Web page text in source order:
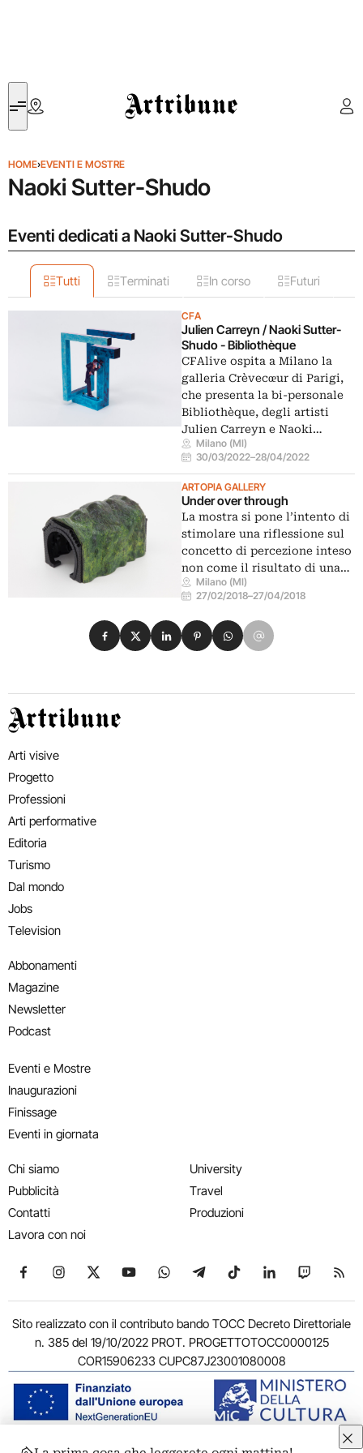
Artribune
HOME›EVENTI E MOSTRE
Naoki Sutter-Shudo
Eventi dedicati a Naoki Sutter-Shudo
Tutti Terminati In corso Futuri
CFA
Julien Carreyn / Naoki Sutter-
Shudo - Bibliothèque
CFAlive ospita a Milano la
galleria Crèvecœur di Parigi,
che presenta la bi-personale
Bibliothèque, degli artisti
Julien Carreyn e Naoki…
Milano (MI)
30/03/2022–28/04/2022
ARTOPIA GALLERY
Under over through
La mostra si pone l’intento di
stimolare una riflessione sul
concetto di percezione inteso
non come il risultato di una…
Milano (MI)
27/02/2018–27/04/2018
Condividi su Facebook
Condividi su X
Condividi su LinkedIn
Condividi su Pinterest
Condividi su WhatsApp
Condividi su Email
Artribune
Arti visive
Progetto
Professioni
Arti performative
Editoria
Turismo
Dal mondo
Jobs
Television
Abbonamenti
Magazine
Newsletter
Podcast
Eventi e Mostre
Inaugurazioni
Finissage
Eventi in giornata
Chi siamo
Pubblicità
Contatti
Lavora con noi
University
Travel
Produzioni
Seguici su Facebook
Seguici su Instagram
Seguici su X
Seguici su YouTube
Seguici su WhatsApp
Seguici su Telegram
Seguici su TikTok
Seguici su
Seguici
Sito realizzato con il contributo bando TOCC Decreto Direttoriale
n. 385 del 19/10/2022 PROT. PROGETTOTOCC0000125
COR15906233 CUPC87J23001080008